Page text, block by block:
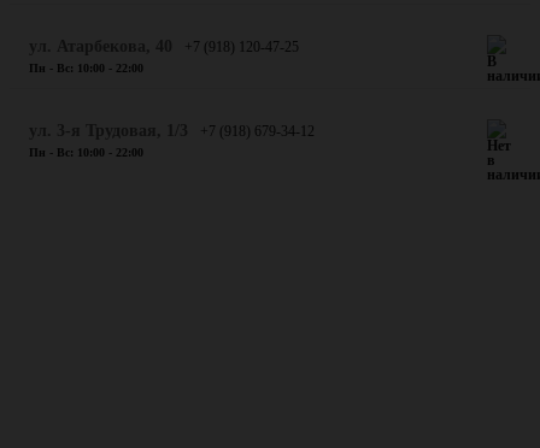
+7 (918) 120-47-25
Пн - Вс: 10:00 - 22:00
+7 (918) 679-34-12
Пн - Вс: 10:00 - 22:00